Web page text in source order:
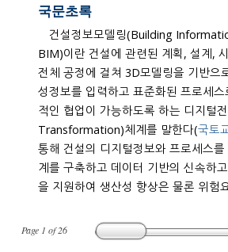
Page 1 of26
국문초록
건설정보모델링(Building
BIM)이란 건설에 관련된 계획, 설계,
전체 공정에 걸쳐 3D모델링을 기반으
성정보를 입력하고 표준화된 프로세
적인 협업이 가능하도록 하는 디지털
Transformation)체계를 말한다(국토
통해 건설의 디지털정보와 프로세스를
계를 구축하고 데이터 기반의 신속하
을 지원하여 생산성 향상은 물론 위험